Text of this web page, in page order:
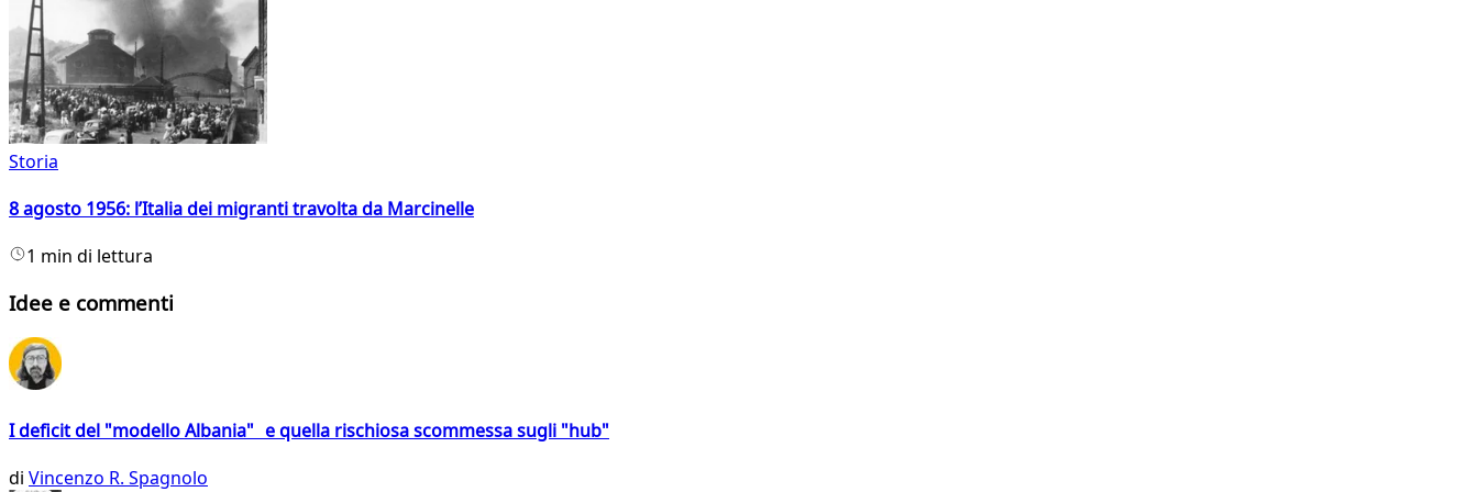
Storia
8 agosto 1956: l’Italia dei migranti travolta da Marcinelle
1 min di lettura
Idee e commenti
I deficit del "modello Albania" e quella rischiosa scommessa sugli "hub"
di Vincenzo R. Spagnolo